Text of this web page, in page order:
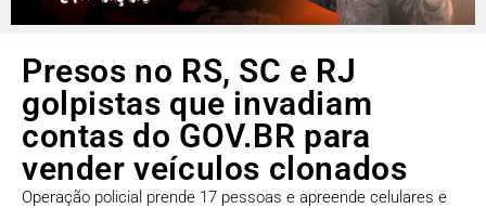
Presos no RS, SC e RJ
golpistas que invadiam
contas do GOV.BR para
vender veículos clonados
Operação policial prende 17 pessoas e apreende celulares e